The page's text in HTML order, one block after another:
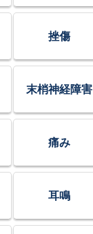
挫傷
末梢神経障害
痛み
耳鳴